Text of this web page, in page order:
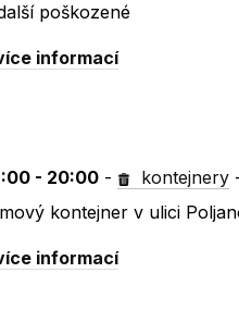
poškozené
informací
- 20:00 - kontejnery
kontejner v ulici
informací